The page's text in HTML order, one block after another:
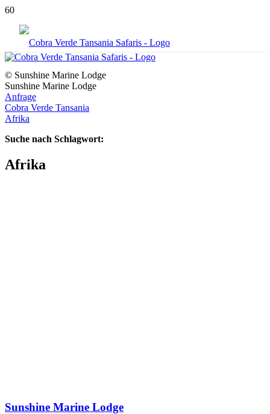
© Sunshine Marine Lodge
Sunshine Marine Lodge
Anfrage
Cobra Verde Tansania
Afrika
Suche nach Schlagwort:
Afrika
Sunshine Marine Lodge